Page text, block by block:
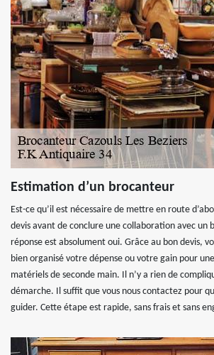
Estimation d’un brocanteur
Est-ce qu’il est nécessaire de mettre en route
devis avant de conclure une collaboration avec un
réponse est absolument oui. Grâce au bon devis,
bien organisé votre dépense ou votre gain pour
matériels de seconde main. Il n’y a rien de
démarche. Il suffit que vous nous contactez pour
guider. Cette étape est rapide, sans frais et sans